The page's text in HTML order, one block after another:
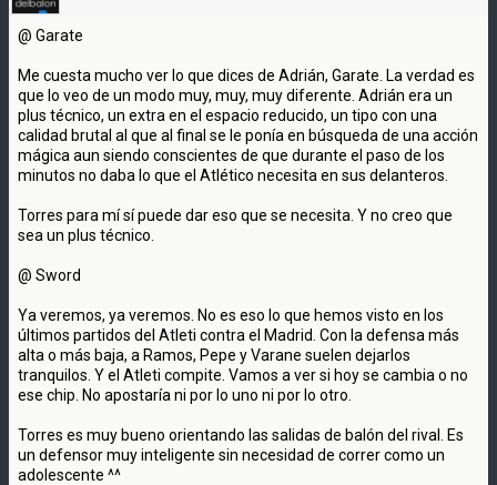
@ Garate
Me cuesta mucho ver lo que dices de Adrián, Garate. La verdad es
que lo veo de un modo muy, muy, muy diferente. Adrián era un
plus técnico, un extra en el espacio reducido, un tipo con una
calidad brutal al que al final se le ponía en búsqueda de una acción
mágica aun siendo conscientes de que durante el paso de los
minutos no daba lo que el Atlético necesita en sus delanteros.
Torres para mí sí puede dar eso que se necesita. Y no creo que
sea un plus técnico.
@ Sword
Ya veremos, ya veremos. No es eso lo que hemos visto en los
últimos partidos del Atleti contra el Madrid. Con la defensa más
alta o más baja, a Ramos, Pepe y Varane suelen dejarlos
tranquilos. Y el Atleti compite. Vamos a ver si hoy se cambia o no
ese chip. No apostaría ni por lo uno ni por lo otro.
Torres es muy bueno orientando las salidas de balón del rival. Es
un defensor muy inteligente sin necesidad de correr como un
adolescente ^^